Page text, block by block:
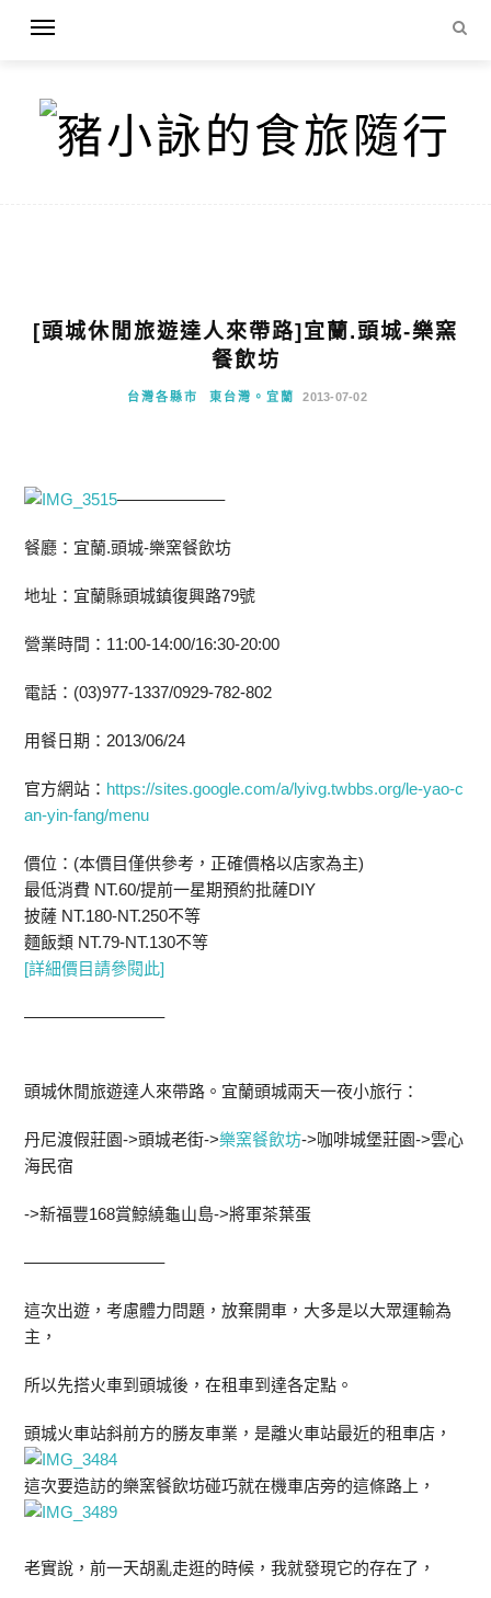
[頭城休閒旅遊達人來帶路]宜蘭.頭城-樂窯
餐飲坊
台灣各縣市 東台灣。宜蘭 2013-07-02
——————–
餐廳：宜蘭.頭城-樂窯餐飲坊
地址：宜蘭縣頭城鎮復興路79號
營業時間：11:00-14:00/16:30-20:00
電話：(03)977-1337/0929-782-802
用餐日期：2013/06/24
官方網站： https://sites.google.com/a/lyivg.twbbs.org/le-yao-c
an-yin-fang/menu
價位：(本價目僅供參考，正確價格以店家為主)
最低消費 NT.60/提前一星期預約批薩DIY
披薩 NT.180-NT.250不等
麵飯類 NT.79-NT.130不等
[詳細價目請參閱此]
————————–
頭城休閒旅遊達人來帶路。宜蘭頭城兩天一夜小旅行：
丹尼渡假莊園->頭城老街->樂窯餐飲坊->咖啡城堡莊園->雲心
海民宿
->新福豐168賞鯨繞龜山島->將軍茶葉蛋
————————–
這次出遊，考慮體力問題，放棄開車，大多是以大眾運輸為
主，
所以先搭火車到頭城後，在租車到達各定點。
頭城火車站斜前方的勝友車業，是離火車站最近的租車店，
這次要造訪的樂窯餐飲坊碰巧就在機車店旁的這條路上，
老實說，前一天胡亂走逛的時候，我就發現它的存在了，